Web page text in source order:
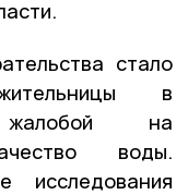
стало
в
на
воды.
исследования